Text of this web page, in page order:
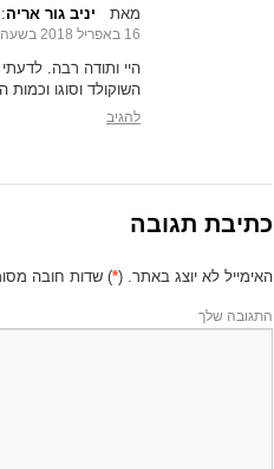
מאת יניב גור אריה‏:
16 באפריל 2018 בשעה 19:48
היי ותודה רבה.
השוקולד וסוגו
להגיב
כתיבת תגובה
האימייל לא יוצג באתר. (
*) שדות חובה
התגובה שלך